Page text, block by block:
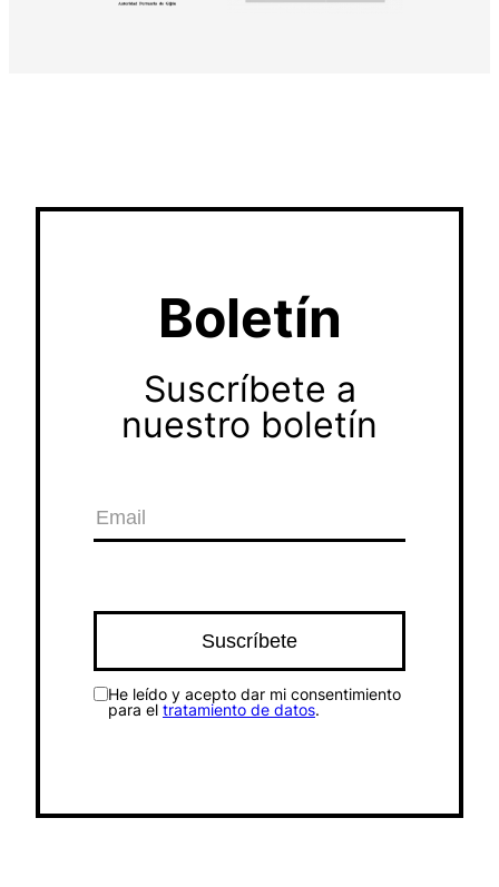
Boletín
Suscríbete a
nuestro boletín
He leído y acepto dar mi consentimiento
para el tratamiento de datos.